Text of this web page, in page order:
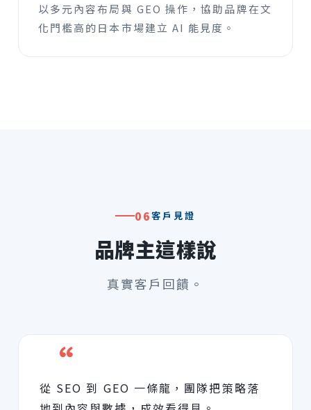
以多元內容布局與 GEO 操作，協助品牌在文
化門檻高的日本市場建立 AI 能見度。
06客戶見證
品牌主這樣說
真實客戶回饋。
“
從 SEO 到 GEO 一條龍，團隊把策略落